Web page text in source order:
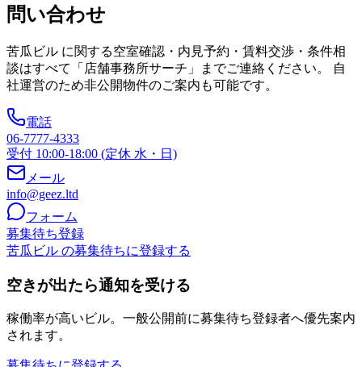
問い合わせ
苦瓜ビル に関する空室確認・内見予約・賃料交渉・条件相
談はすべて「店舗事務所サーチ」までご連絡ください。 自
社運営のため非公開物件のご案内も可能です。
電話
06-7777-4333
受付 10:00-18:00 (定休 水・日)
メール
info@geez.ltd
フォーム
募集待ち登録
苦瓜ビル の募集待ちに登録する
空きが出たら通知を受ける
稼働率が高いビル。一般公開前に募集待ち登録者へ優先案内
されます。